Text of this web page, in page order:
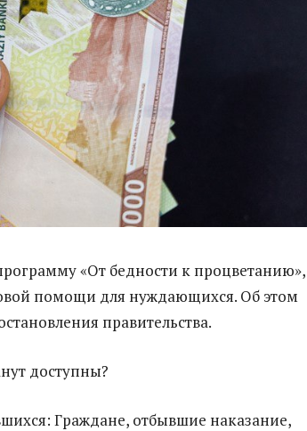
«От бедности к процветанию»,
помощи для нуждающихся. Об этом
правительства.
доступны?
Граждане, отбывшие наказание,